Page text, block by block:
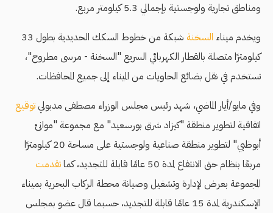
ومناطق تجارية ولوجستية بإجمالي 5.3 كيلومتر مربع.
ويخدم ميناء السخنة
شبكة من خطوط السكك الحديدية بطول 33
كيلومترًا متصلة بالقطار الكهربائي السريع "السخنة - مرسى مطروح"،
تستخدم في نقل بضائع الحاويات من الميناء إلى جميع المحافظات.
وفي مايو/أيار الماضي، شهد رئيس مجلس الوزراء مصطفى مدبوليتوقيع
اتفاقية لتطوير منطقة "كيزاد شرق بورسعيد" مع مجموعة "موانئ
أبوظبي" لتطوير منطقة صناعية ولوجستية على مساحة 20 كيلومترًا
مربعًا بنظام حق الانتفاع لمدة 50 عامًا قابلة للتجديد، كما
تقدمت
المجموعة بعرض لإدارة وتشغيل وصيانة محطة الركاب البحرية بميناء
الإسكندرية لمدة 15 عامًا قابلة للتجديد، حسبما قال عضو بمجلس